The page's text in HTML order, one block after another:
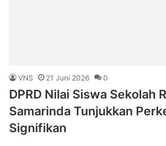
VNS 21 Juni 2026 0
DPRD Nilai Siswa Sekolah
Samarinda Tunjukkan
Signifikan